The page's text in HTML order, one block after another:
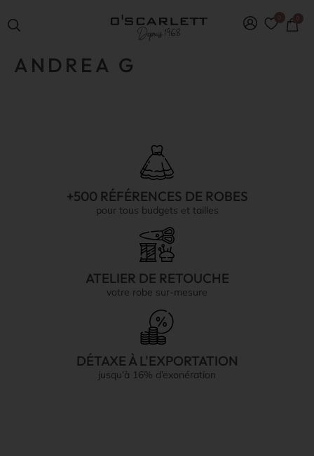
ANDREA G
+500 RÉFÉRENCES DE ROBES
pour tous budgets et tailles
ATELIER DE RETOUCHE
votre robe sur-mesure
DÉTAXE À L'EXPORTATION
jusqu’à 16% d’exonération